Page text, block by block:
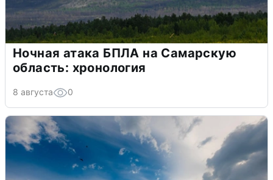
Ночная атака БПЛА на Самарскую
область: хронология
8 августа 0